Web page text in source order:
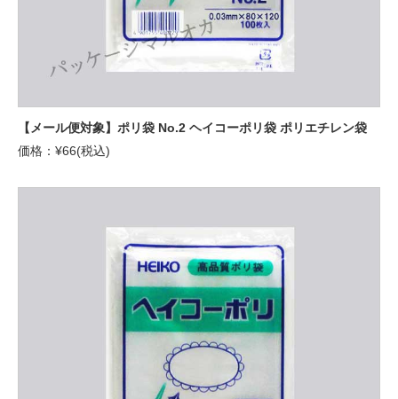
【メール便対象】ポリ袋 No.2 ヘイコーポリ袋 ポリエチレン袋
価格：¥66(税込)